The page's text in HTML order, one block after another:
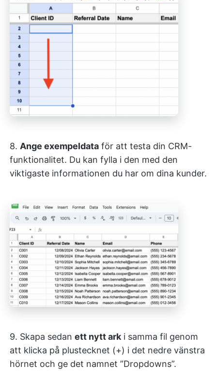
8. Ange exempeldata för att testa din CRM-
funktionalitet. Du kan fylla i den med den
viktigaste informationen du har om dina kunder.
9. Skapa sedan ett nytt ark i samma fil genom
att klicka på plustecknet (+) i det nedre vänstra
hörnet och ge det namnet ”Dropdowns”.